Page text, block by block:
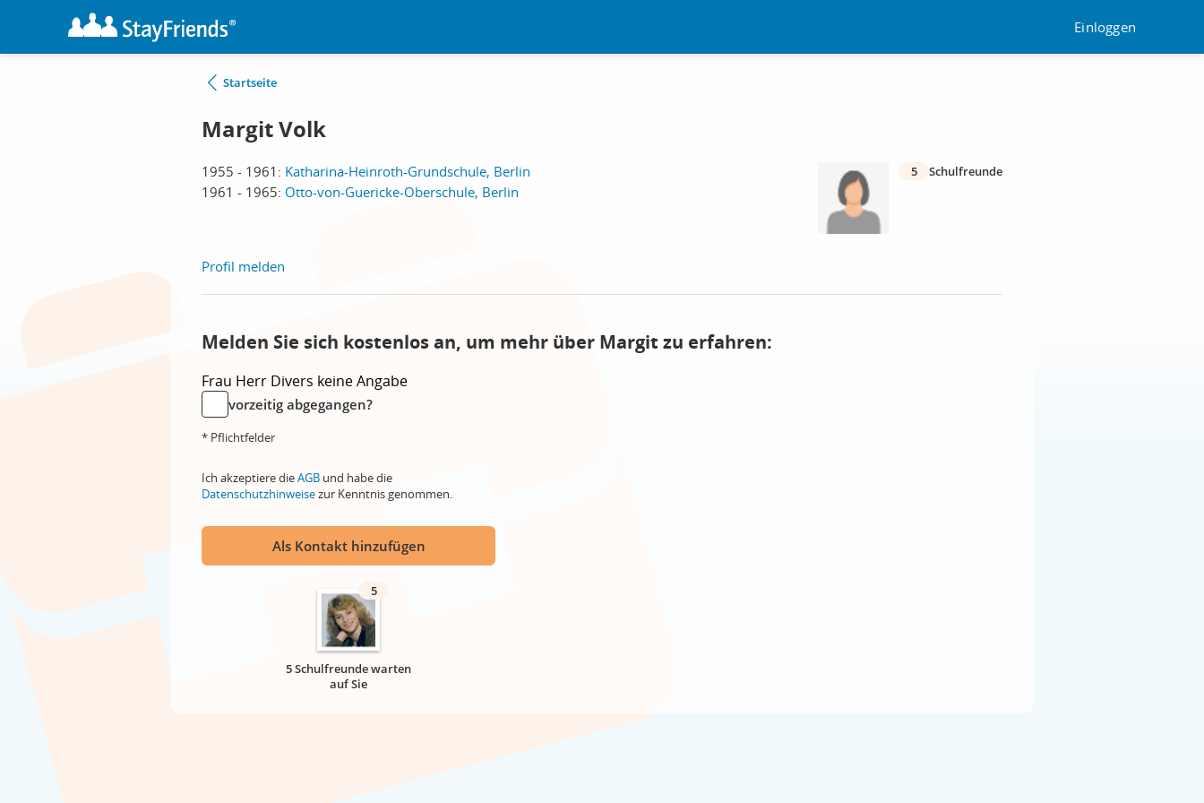
Einloggen
Startseite
Margit Volk
1955 - 1961: Katharina-Heinroth-Grundschule, Berlin
1961 - 1965: Otto-von-Guericke-Oberschule, Berlin
5 Schulfreunde
Profil melden
Melden Sie sich kostenlos an, um mehr über Margit zu erfahren:
Frau Herr Divers keine Angabe
vorzeitig abgegangen?
* Pflichtfelder
Ich akzeptiere dieAGB und habe die
Datenschutzhinweisezur Kenntnis genommen.
Als Kontakt hinzufügen
5
5 Schulfreunde warten
auf Sie